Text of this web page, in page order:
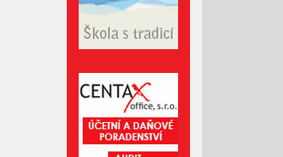
Červenec 2021
Červen 2021
Březen 2021
Únor 2021
Leden 2021